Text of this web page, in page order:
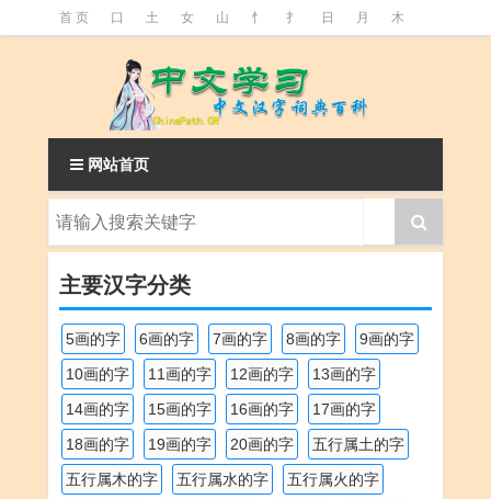
首 页 口 土 女 山 忄 扌 日 月 木
魚
网站首页
主要汉字分类
5画的字 6画的字 7画的字 8画的字
9画的字
10画的字
11画的字 12画的字
13画的字
14画的字
15画的字 16画的字
17画的字
18画的字
19画的字 20画的字
五行属土的字
五行属木的字
五行属水的字
五行属火的字